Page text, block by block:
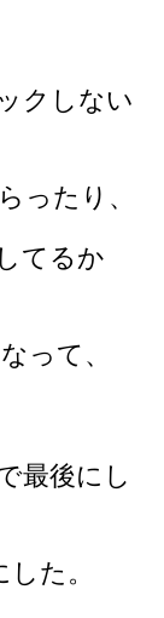
クしない
ったり、
てるか
って、
最後にし
た。